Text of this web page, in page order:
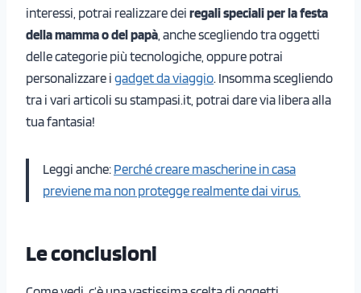
interessi, potrai realizzare dei regali speciali per la festa
della mamma o del papà , anche scegliendo tra oggetti
delle categorie più tecnologiche, oppure potrai
personalizzare i gadget da viaggio. Insomma scegliendo
tra i vari articoli su stampasi.it, potrai dare via libera alla
tua fantasia!
Leggi anche: Perché creare mascherine in casa
previene ma non protegge realmente dai virus.
Le conclusioni